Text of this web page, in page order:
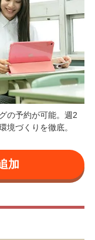
の予約が可能。週2
境づくりを徹底。